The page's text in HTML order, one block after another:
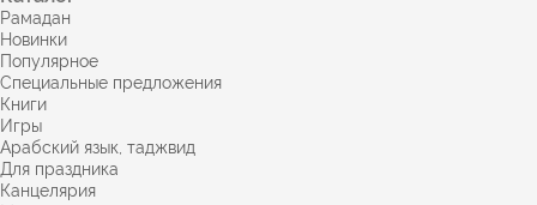
Рамадан
Новинки
Популярное
Специальные предложения
Книги
Игры
Арабский язык, таджвид
Для праздника
Канцелярия